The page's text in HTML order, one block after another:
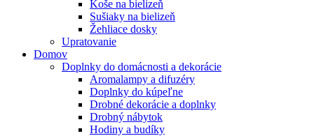
Koše na bielizeň
Sušiaky na bielizeň
Žehliace dosky
Upratovanie
Domov
Doplnky do domácnosti a dekorácie
Aromalampy a difuzéry
Doplnky do kúpeľne
Drobné dekorácie a doplnky
Drobný nábytok
Hodiny a budíky